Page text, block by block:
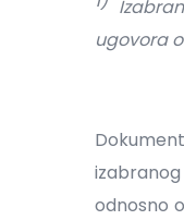
ugovora
odnosno